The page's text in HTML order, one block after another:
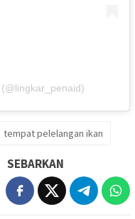
tempat pelelangan ikan
SEBARKAN